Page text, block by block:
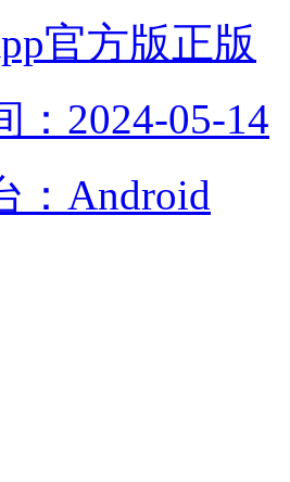
官方版正版
：2024-05-14
：Android